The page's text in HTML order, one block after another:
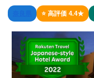
⭐ 高評価 4.4★